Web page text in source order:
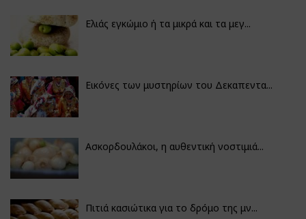
Ελιάς εγκώμιο ή τα μικρά και τα μεγ...
Εικόνες των μυστηρίων του Δεκαπεντα...
Ασκορδουλάκοι, η αυθεντική νοστιμιά...
Πιτιά κασιώτικα για το δρόμο της μν...